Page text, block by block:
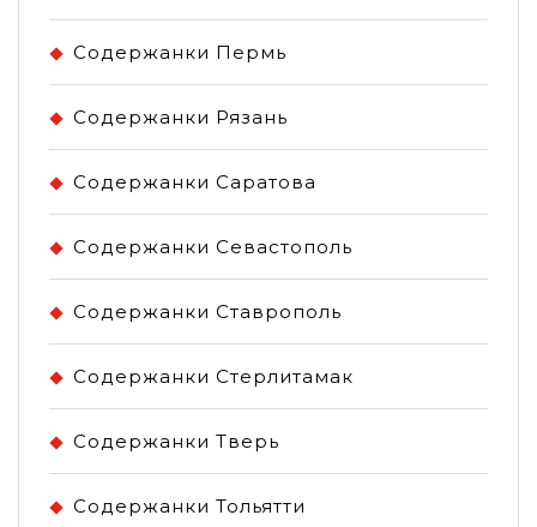
Содержанки Пермь
Содержанки Рязань
Содержанки Саратова
Содержанки Севастополь
Содержанки Ставрополь
Содержанки Стерлитамак
Содержанки Тверь
Содержанки Тольятти